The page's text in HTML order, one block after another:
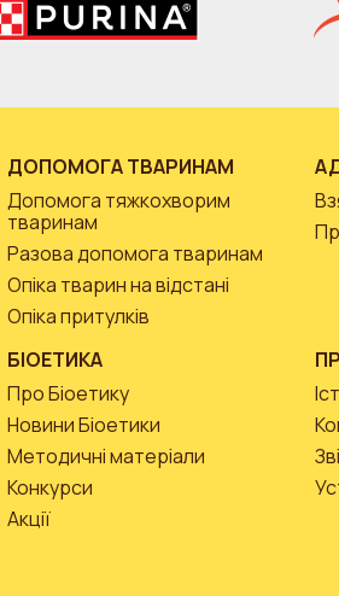
ДОПОМОГА ТВАРИНАМ
Допомога тяжкохворим
тваринам
Разова допомога тваринам
Опіка тварин на відстані
Опіка притулків
БІОЕТИКА
Про Біоетику
Новини Біоетики
Методичні матеріали
Конкурси
Акції